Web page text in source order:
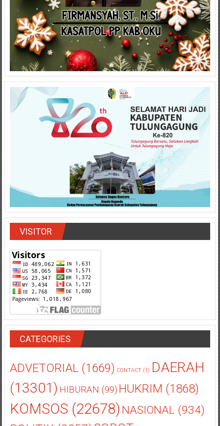
VISITOR
CATEGORIES
ADVETORIAL(1669) CONTACT(1) DAERAH
(13301) HIBURAN (99) HUKRIM (1868)
KOMSOS (22678) NASIONAL(934)